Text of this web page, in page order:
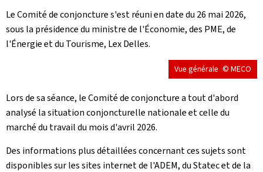
Le Comité de conjoncture s'est réuni en date du 26 mai 2026,
sous la présidence du ministre de l'Économie, des PME, de
l'Énergie et du Tourisme, Lex Delles.
Vue générale © MECO
Lors de sa séance, le Comité de conjoncture a tout d'abord
analysé la situation conjoncturelle nationale et celle du
marché du travail du mois d'avril 2026.
Des informations plus détaillées concernant ces sujets sont
disponibles sur les sites internet de l'ADEM, du Statec et de la